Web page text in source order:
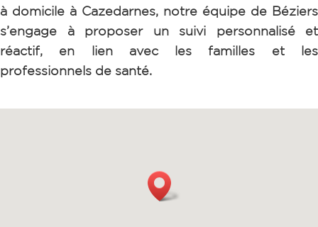
à domicile à Cazedarnes, notre équipe de Béziers
s’engage à proposer un suivi personnalisé et
réactif, en lien avec les familles et les
professionnels de santé.